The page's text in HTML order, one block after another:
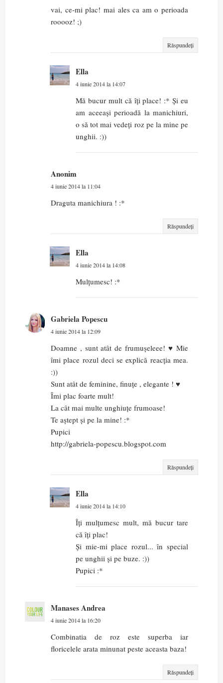
vai, ce-mi plac! mai ales ca am o perioada
rooooz! ;)
Răspundeți
Ella
4 iunie 2014 la 14:07
Mă bucur mult că îți place! :* Și eu
am aceeași perioadă la manichiuri,
o să tot mai vedeți roz pe la mine pe
unghii. :))
Anonim
4 iunie 2014 la 11:04
Draguta manichiura ! :*
Răspundeți
Ella
4 iunie 2014 la 14:08
Mulțumesc! :*
Gabriela Popescu
4 iunie 2014 la 12:09
Doamne , sunt atât de frumușeleee! ♥ Mie
îmi place rozul deci se explică reacția mea.
:))
Sunt atât de feminine, finuțe , elegante ! ♥
Îmi plac foarte mult!
La cât mai multe unghiuțe frumoase!
Te aștept și pe la mine! :*
Pupici
http://gabriela-popescu.blogspot.com
Răspundeți
Ella
4 iunie 2014 la 14:10
Îți mulțumesc mult, mă bucur tare
că îți plac!
Și mie-mi place rozul... în special
pe unghii și pe buze. :))
Pupici :*
Manases Andrea
4 iunie 2014 la 16:20
Combinatia de roz este superba iar
floricelele arata minunat peste aceasta baza!
Răspundeți